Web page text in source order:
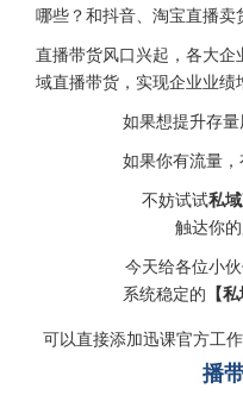
哪些？和抖音、淘宝直播卖
直播带货风口兴起，各大
域直播带货，实现企业业绩
如果想提升存量
如果你有流量
不妨试试私
触达你
今天给各位小
系统稳定的 【
可以直接添加迅课官方工
播